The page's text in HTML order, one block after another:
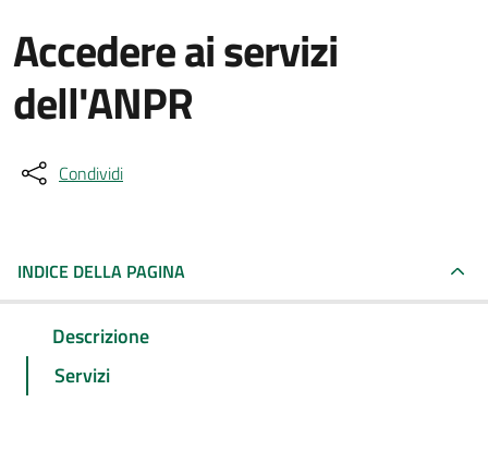
Accedere ai servizi
dell'ANPR
Condividi
INDICE DELLA PAGINA
Descrizione
Servizi